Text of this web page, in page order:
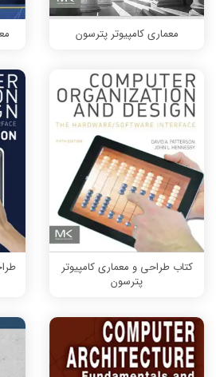
معماری کامپیوتر پترسون
کتاب طراحی و معماری کامپیوتر
پترسون